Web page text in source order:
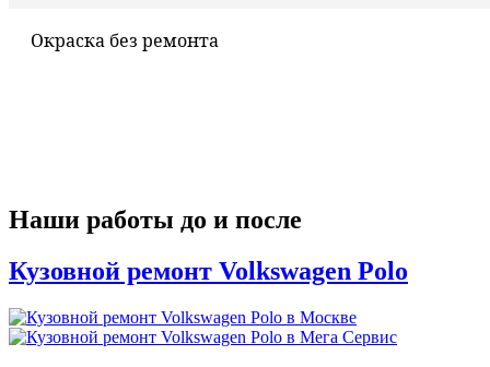
Окраска без ремонта
Наши работы до и после
Кузовной ремонт Volkswagen Polo